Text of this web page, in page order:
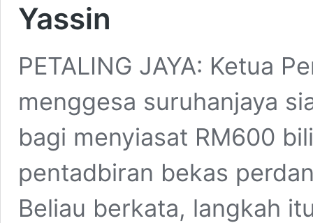
Yassin
PETALING JAYA: Ketua
menggesa suruhanjaya
bagi menyiasat RM600
pentadbiran bekas
Beliau berkata, langkah